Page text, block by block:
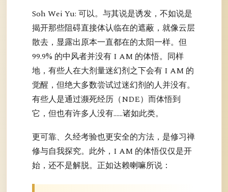
Soh Wei Yu: 可以。与其说是诱发，不如说是
揭开那些阻碍直接体认临在的遮蔽，就像云层
散去，显露出原本一直都在的太阳一样。但
99.9% 的中风者并没有 I AM 的体悟。同样
地，有些人在大剂量迷幻剂之下会有 I AM 的
觉醒，但绝大多数尝试过迷幻剂的人并没有。
有些人是通过濒死经历（NDE）而体悟到
它，但也有许多人没有……诸如此类。
更可靠、久经考验也更安全的方法，是修习禅
修与自我探究。此外，I AM 的体悟仅仅是开
始，还不是解脱。正如达赖喇嘛所说：